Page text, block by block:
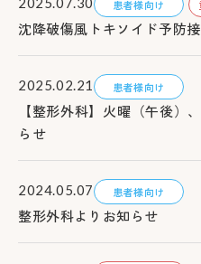
患者様向け
沈降破傷風トキソイド予防
2025.02.21 患者様向け
【整形外科】火曜（午後）
らせ
2024.05.07 患者様向け
整形外科よりお知らせ